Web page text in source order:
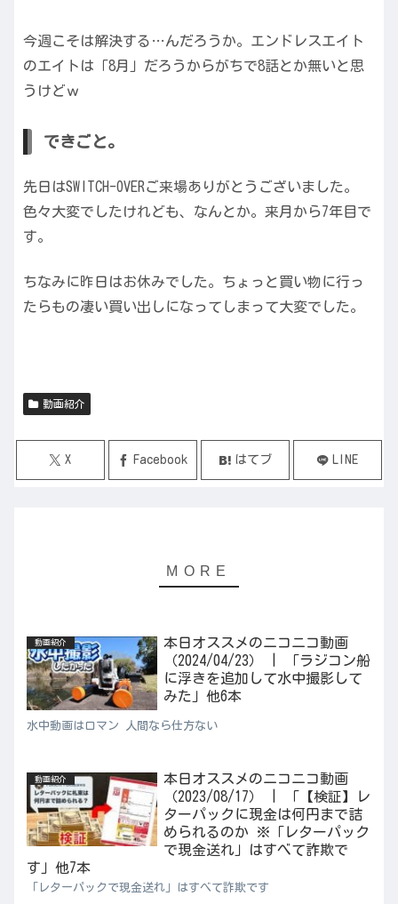
今週こそは解決する…んだろうか。エンドレスエイト
のエイトは「8月」だろうからがちで8話とか無いと思
うけどｗ
できごと。
先日はSWITCH-OVERご来場ありがとうございました。
色々大変でしたけれども、なんとか。来月から7年目で
す。
ちなみに昨日はお休みでした。ちょっと買い物に行っ
たらもの凄い買い出しになってしまって大変でした。
動画紹介
X Facebook はてブ LINE
動画紹介
本日オススメのニコニコ動画
（2024/04/23） | 「ラジコン船
に浮きを追加して水中撮影して
みた」他6本
水中動画はロマン 人間なら仕方ない
動画紹介
本日オススメのニコニコ動画
（2023/08/17） | 「【検証】レ
ターパックに現金は何円まで詰
められるのか ※「レターパック
で現金送れ」はすべて詐欺で
す」他7本
「レターパックで現金送れ」はすべて詐欺です